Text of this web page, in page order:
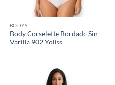
BODYS
Body Corselette Bordado Sin
Varilla 902 Yoliss